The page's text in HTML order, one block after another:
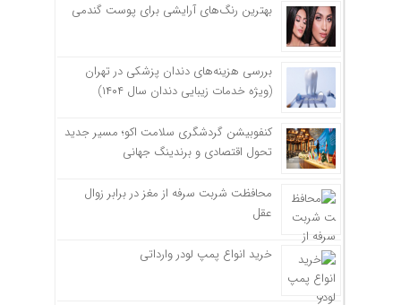
بهترین رنگ‌های آرایشی برای پوست گندمی
بررسی هزینه‌های دندان پزشکی در تهران
(ویژه خدمات زیبایی دندان سال ۱۴۰۴)
کنفوبیشن گردشگری سلامت اکو؛ مسیر جدید
تحول اقتصادی و برندینگ جهانی
محافظت شربت سرفه از مغز در برابر زوال
عقل
خرید انواع پمپ لودر وارداتی